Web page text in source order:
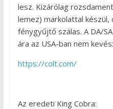
lesz. Kizárólag
lemez) markolattal
fénygyűjtő szálas. A DA/
ára az USA-ban nem
https://colt.com/
Az eredeti King Cobra: